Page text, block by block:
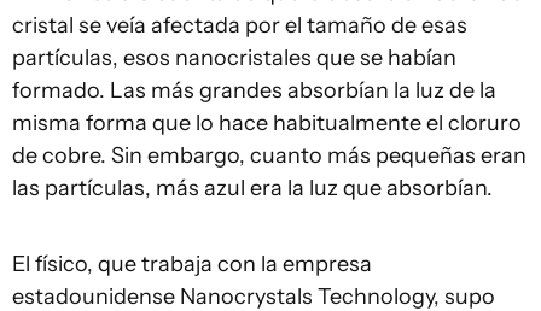
cristal se veía afectada por el tamaño de esas
partículas, esos nanocristales que se habían
formado. Las más grandes absorbían la luz de la
misma forma que lo hace habitualmente el cloruro
de cobre. Sin embargo, cuanto más pequeñas eran
las partículas, más azul era la luz que absorbían.
El físico, que trabaja con la empresa
estadounidense Nanocrystals Technology, supo